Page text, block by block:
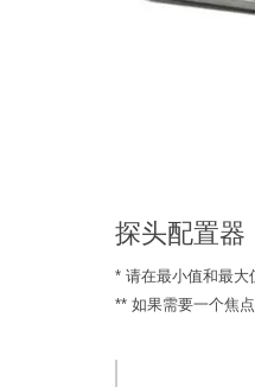
探头配置器
* 请在最小值和最
** 如果需要一个焦